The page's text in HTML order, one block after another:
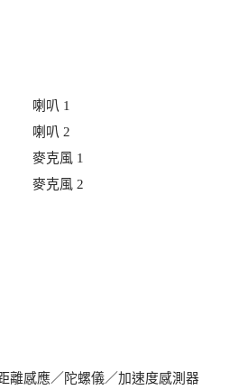
喇叭 1
喇叭 2
麥克風 1
麥克風 2
離感應／陀螺儀／加速度感測器